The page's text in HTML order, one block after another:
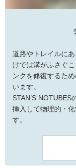
道路やトレイルに
けでは溝がふさぐ
ンクを修復するた
います。
STAN’S
挿入して物理的・
す。